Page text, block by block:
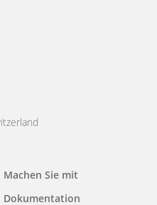
Machen Sie mit
Dokumentation